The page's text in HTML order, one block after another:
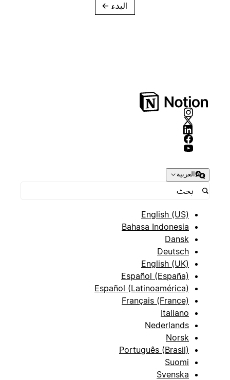
→
العربية
English (US)
Bahasa Indonesia
Dansk
Deutsch
English (UK)
Español (España)
Español (Latinoamérica)
Français (France)
Italiano
Nederlands
Norsk
Português (Brasil)
Suomi
Svenska